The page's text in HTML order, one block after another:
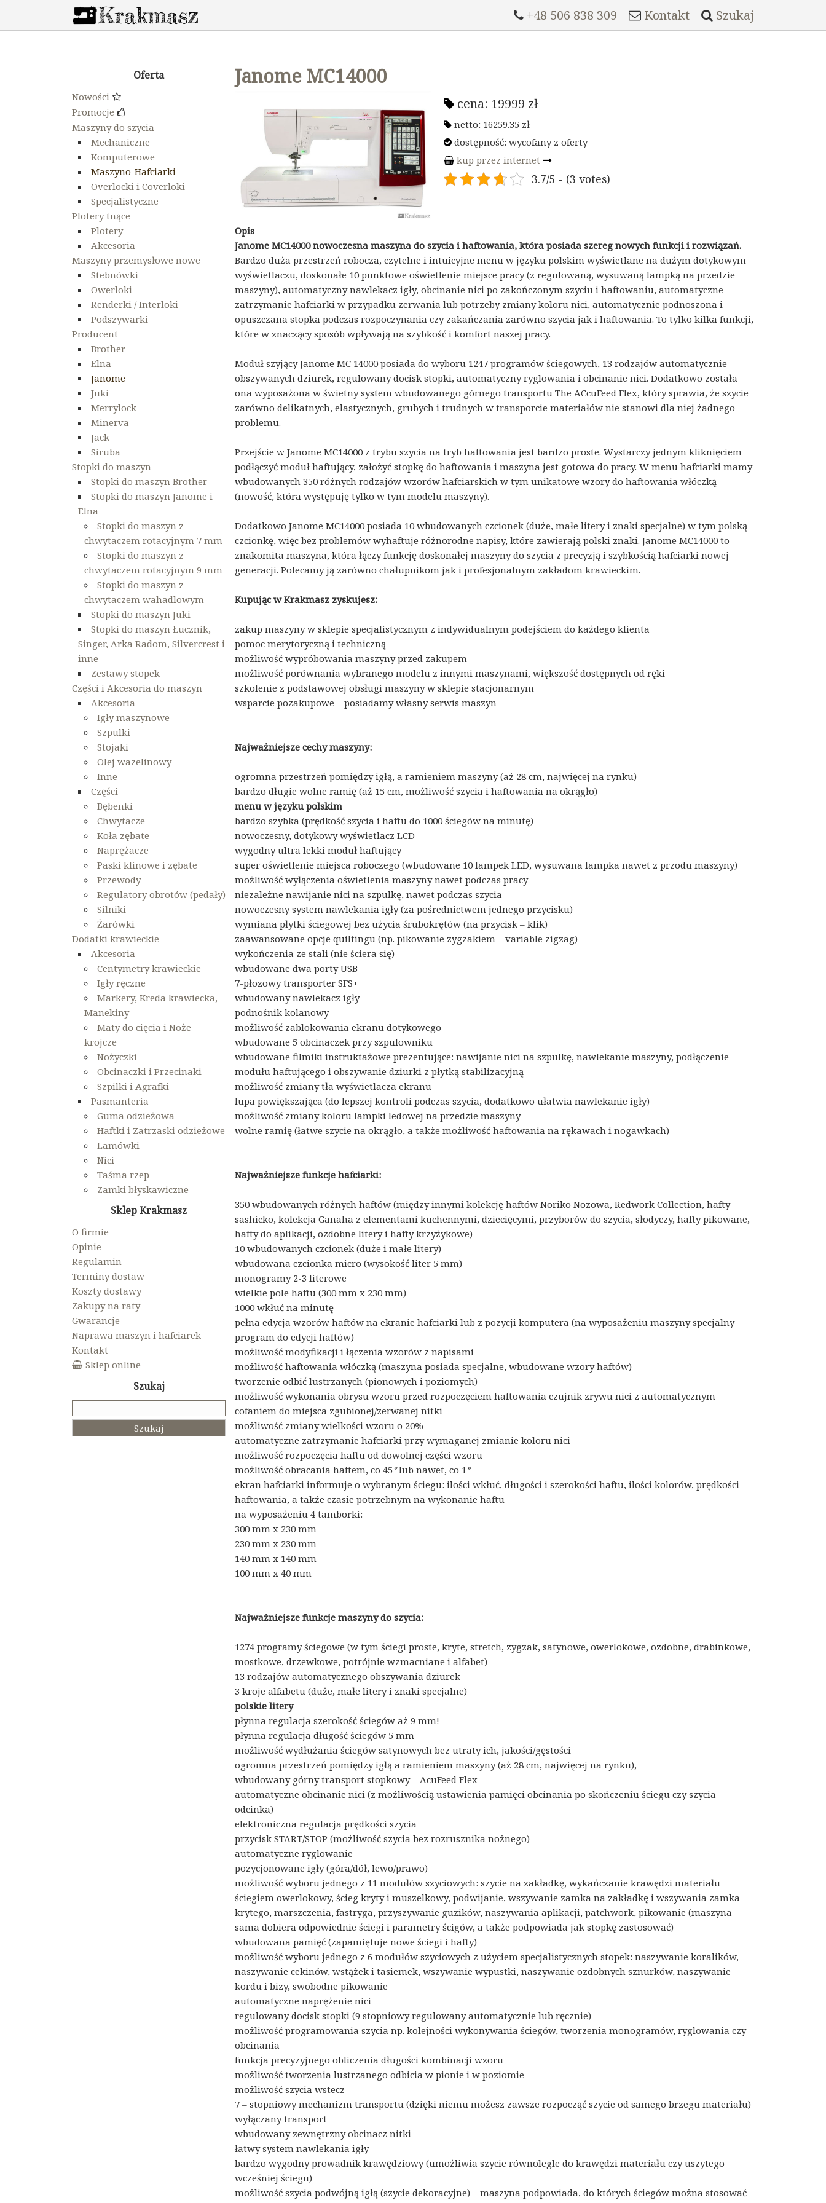
+48 506 838 309 Kontakt Szukaj
Oferta
Nowości
Promocje
Maszyny do szycia
Mechaniczne
Komputerowe
Maszyno-Hafciarki
Overlocki i Coverloki
Specjalistyczne
Plotery tnące
Plotery
Akcesoria
Maszyny przemysłowe nowe
Stebnówki
Owerloki
Renderki / Interloki
Podszywarki
Producent
Brother
Elna
Janome
Juki
Merrylock
Minerva
Jack
Siruba
Stopki do maszyn
Stopki do maszyn Brother
Stopki do maszyn Janome i
Elna
Stopki do maszyn z
chwytaczem rotacyjnym 7 mm
Stopki do maszyn z
chwytaczem rotacyjnym 9 mm
Stopki do maszyn z
chwytaczem wahadlowym
Stopki do maszyn Juki
Stopki do maszyn Łucznik,
Singer, Arka Radom, Silvercrest i
inne
Zestawy stopek
Części i Akcesoria do maszyn
Akcesoria
Igły maszynowe
Szpulki
Stojaki
Olej wazelinowy
Inne
Części
Bębenki
Chwytacze
Koła zębate
Naprężacze
Paski klinowe i zębate
Przewody
Regulatory obrotów (pedały)
Silniki
Żarówki
Dodatki krawieckie
Akcesoria
Centymetry krawieckie
Igły ręczne
Markery, Kreda krawiecka,
Manekiny
Maty do cięcia i Noże
krojcze
Nożyczki
Obcinaczki i Przecinaki
Szpilki i Agrafki
Pasmanteria
Guma odzieżowa
Haftki i Zatrzaski odzieżowe
Lamówki
Nici
Taśma rzep
Zamki błyskawiczne
Sklep Krakmasz
O firmie
Opinie
Regulamin
Terminy dostaw
Koszty dostawy
Zakupy na raty
Gwarancje
Naprawa maszyn i hafciarek
Kontakt
Sklep online
Szukaj
Janome MC14000
cena: 19999 zł
netto: 16259.35 zł
dostępność: wycofany z oferty
kup przez internet
3.7/5 - (3 votes)
Opis
Janome MC14000 nowoczesna maszyna do szycia i haftowania, która posiada szereg nowych funkcji i rozwiązań.
Bardzo duża przestrzeń robocza, czytelne i intuicyjne menu w języku polskim wyświetlane na dużym dotykowym
wyświetlaczu, doskonałe 10 punktowe oświetlenie miejsce pracy (z regulowaną, wysuwaną lampką na przedzie
maszyny), automatyczny nawlekacz igły, obcinanie nici po zakończonym szyciu i haftowaniu, automatyczne
zatrzymanie hafciarki w przypadku zerwania lub potrzeby zmiany koloru nici, automatycznie podnoszona i
opuszczana stopka podczas rozpoczynania czy zakańczania zarówno szycia jak i haftowania. To tylko kilka funkcji,
które w znaczący sposób wpływają na szybkość i komfort naszej pracy.
Moduł szyjący Janome MC 14000 posiada do wyboru 1247 programów ściegowych, 13 rodzajów automatycznie
obszywanych dziurek, regulowany docisk stopki, automatyczny ryglowania i obcinanie nici. Dodatkowo została
ona wyposażona w świetny system wbudowanego górnego transportu The ACcuFeed Flex, który sprawia, że szycie
zarówno delikatnych, elastycznych, grubych i trudnych w transporcie materiałów nie stanowi dla niej żadnego
problemu.
Przejście w Janome MC14000 z trybu szycia na tryb haftowania jest bardzo proste. Wystarczy jednym kliknięciem
podłączyć moduł haftujący, założyć stopkę do haftowania i maszyna jest gotowa do pracy. W menu hafciarki mamy
wbudowanych 350 różnych rodzajów wzorów hafciarskich w tym unikatowe wzory do haftowania włóczką
(nowość, która występuję tylko w tym modelu maszyny).
Dodatkowo Janome MC14000 posiada 10 wbudowanych czcionek (duże, małe litery i znaki specjalne) w tym polską
czcionkę, więc bez problemów wyhaftuje różnorodne napisy, które zawierają polski znaki. Janome MC14000 to
znakomita maszyna, która łączy funkcję doskonałej maszyny do szycia z precyzją i szybkością hafciarki nowej
generacji. Polecamy ją zarówno chałupnikom jak i profesjonalnym zakładom krawieckim.
Kupując w Krakmasz zyskujesz:
zakup maszyny w sklepie specjalistycznym z indywidualnym podejściem do każdego klienta
pomoc merytoryczną i techniczną
możliwość wypróbowania maszyny przed zakupem
możliwość porównania wybranego modelu z innymi maszynami, większość dostępnych od ręki
szkolenie z podstawowej obsługi maszyny w sklepie stacjonarnym
wsparcie pozakupowe – posiadamy własny serwis maszyn
Najważniejsze cechy maszyny:
ogromna przestrzeń pomiędzy igłą, a ramieniem maszyny (aż 28 cm, najwięcej na rynku)
bardzo długie wolne ramię (aż 15 cm, możliwość szycia i haftowania na okrągło)
menu w języku polskim
bardzo szybka (prędkość szycia i haftu do 1000 ściegów na minutę)
nowoczesny, dotykowy wyświetlacz LCD
wygodny ultra lekki moduł haftujący
super oświetlenie miejsca roboczego (wbudowane 10 lampek LED, wysuwana lampka nawet z przodu maszyny)
możliwość wyłączenia oświetlenia maszyny nawet podczas pracy
niezależne nawijanie nici na szpulkę, nawet podczas szycia
nowoczesny system nawlekania igły (za pośrednictwem jednego przycisku)
wymiana płytki ściegowej bez użycia śrubokrętów (na przycisk – klik)
zaawansowane opcje quiltingu (np. pikowanie zygzakiem – variable zigzag)
wykończenia ze stali (nie ściera się)
wbudowane dwa porty USB
7-płozowy transporter SFS+
wbudowany nawlekacz igły
podnośnik kolanowy
możliwość zablokowania ekranu dotykowego
wbudowane 5 obcinaczek przy szpulowniku
wbudowane filmiki instruktażowe prezentujące: nawijanie nici na szpulkę, nawlekanie maszyny, podłączenie
modułu haftującego i obszywanie dziurki z płytką stabilizacyjną
możliwość zmiany tła wyświetlacza ekranu
lupa powiększająca (do lepszej kontroli podczas szycia, dodatkowo ułatwia nawlekanie igły)
możliwość zmiany koloru lampki ledowej na przedzie maszyny
wolne ramię (łatwe szycie na okrągło, a także możliwość haftowania na rękawach i nogawkach)
Najważniejsze funkcje hafciarki:
350 wbudowanych różnych haftów (między innymi kolekcję haftów Noriko Nozowa, Redwork Collection, hafty
sashicko, kolekcja Ganaha z elementami kuchennymi, dziecięcymi, przyborów do szycia, słodyczy, hafty pikowane,
hafty do aplikacji, ozdobne litery i hafty krzyżykowe)
10 wbudowanych czcionek (duże i małe litery)
wbudowana czcionka micro (wysokość liter 5 mm)
monogramy 2-3 literowe
wielkie pole haftu (300 mm x 230 mm)
1000 wkłuć na minutę
pełna edycja wzorów haftów na ekranie hafciarki lub z pozycji komputera (na wyposażeniu maszyny specjalny
program do edycji haftów)
możliwość modyfikacji i łączenia wzorów z napisami
możliwość haftowania włóczką (maszyna posiada specjalne, wbudowane wzory haftów)
tworzenie odbić lustrzanych (pionowych i poziomych)
możliwość wykonania obrysu wzoru przed rozpoczęciem haftowania czujnik zrywu nici z automatycznym
cofaniem do miejsca zgubionej/zerwanej nitki
możliwość zmiany wielkości wzoru o 20%
automatyczne zatrzymanie hafciarki przy wymaganej zmianie koloru nici
możliwość rozpoczęcia haftu od dowolnej części wzoru
możliwość obracania haftem, co 45 °lub nawet, co 1 °
ekran hafciarki informuje o wybranym ściegu: ilości wkłuć, długości i szerokości haftu, ilości kolorów, prędkości
haftowania, a także czasie potrzebnym na wykonanie haftu
na wyposażeniu 4 tamborki:
300 mm x 230 mm
230 mm x 230 mm
140 mm x 140 mm
100 mm x 40 mm
Najważniejsze funkcje maszyny do szycia:
1274 programy ściegowe (w tym ściegi proste, kryte, stretch, zygzak, satynowe, owerlokowe, ozdobne, drabinkowe,
mostkowe, drzewkowe, potrójnie wzmacniane i alfabet)
13 rodzajów automatycznego obszywania dziurek
3 kroje alfabetu (duże, małe litery i znaki specjalne)
polskie litery
płynna regulacja szerokość ściegów aż 9 mm!
płynna regulacja długość ściegów 5 mm
możliwość wydłużania ściegów satynowych bez utraty ich, jakości/gęstości
ogromna przestrzeń pomiędzy igłą a ramieniem maszyny (aż 28 cm, najwięcej na rynku),
wbudowany górny transport stopkowy – AcuFeed Flex
automatyczne obcinanie nici (z możliwością ustawienia pamięci obcinania po skończeniu ściegu czy szycia
odcinka)
elektroniczna regulacja prędkości szycia
przycisk START/STOP (możliwość szycia bez rozrusznika nożnego)
automatyczne ryglowanie
pozycjonowane igły (góra/dół, lewo/prawo)
możliwość wyboru jednego z 11 modułów szyciowych: szycie na zakładkę, wykańczanie krawędzi materiału
ściegiem owerlokowy, ścieg kryty i muszelkowy, podwijanie, wszywanie zamka na zakładkę i wszywania zamka
krytego, marszczenia, fastryga, przyszywanie guzików, naszywania aplikacji, patchwork, pikowanie (maszyna
sama dobiera odpowiednie ściegi i parametry ścigów, a także podpowiada jak stopkę zastosować)
wbudowana pamięć (zapamiętuje nowe ściegi i hafty)
możliwość wyboru jednego z 6 modułów szyciowych z użyciem specjalistycznych stopek: naszywanie koralików,
naszywanie cekinów, wstążek i tasiemek, wszywanie wypustki, naszywanie ozdobnych sznurków, naszywanie
kordu i bizy, swobodne pikowanie
automatyczne naprężenie nici
regulowany docisk stopki (9 stopniowy regulowany automatycznie lub ręcznie)
możliwość programowania szycia np. kolejności wykonywania ściegów, tworzenia monogramów, ryglowania czy
obcinania
funkcja precyzyjnego obliczenia długości kombinacji wzoru
możliwość tworzenia lustrzanego odbicia w pionie i w poziomie
możliwość szycia wstecz
7 – stopniowy mechanizm transportu (dzięki niemu możesz zawsze rozpocząć szycie od samego brzegu materiału)
wyłączany transport
wbudowany zewnętrzny obcinacz nitki
łatwy system nawlekania igły
bardzo wygodny prowadnik krawędziowy (umożliwia szycie równolegle do krawędzi materiału czy uszytego
wcześniej ściegu)
możliwość szycia podwójną igłą (szycie dekoracyjne) – maszyna podpowiada, do których ściegów można stosować